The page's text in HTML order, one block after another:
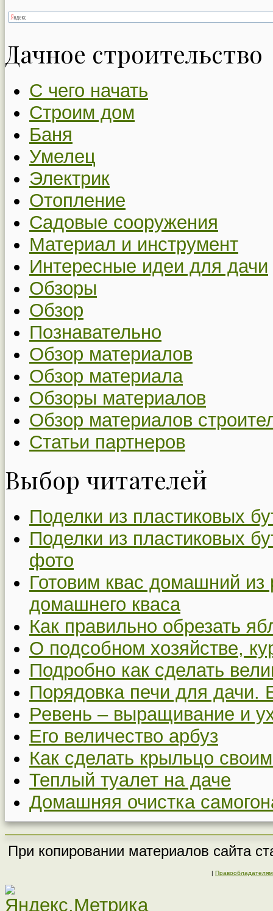
Дачное строительство
С чего начать
Строим дом
Баня
Умелец
Электрик
Отопление
Садовые сооружения
Материал и инструмент
Интересные идеи для дачи
Обзоры
Обзор
Познавательно
Обзор материалов
Обзор материала
Обзоры материалов
Обзор материалов
Статьи партнеров
Выбор читателей
Поделки из пластиковых
Поделки из пластиковых
фото
Готовим квас домашний
домашнего кваса
Как правильно обрезать
О подсобном хозяйстве,
Подробно как сделать
Порядовка печи для дачи.
Ревень – выращивание и
Его величество арбуз
Как сделать крыльцо
Теплый туалет на даче
Домашняя очистка
При копировании материалов сайта
| Правообладателям